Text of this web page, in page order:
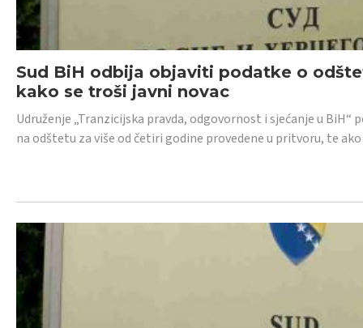
Sud BiH odbija objaviti podatke o
kako se troši javni novac
Udruženje „Tranzicijska pravda, odgovornost i sjećanje u
na odštetu za više od četiri godine provedene u pritvoru, te